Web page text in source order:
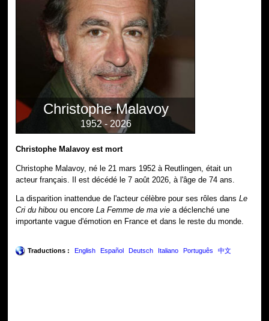
Christophe Malavoy
1952 - 2026
Christophe Malavoy est mort
Christophe Malavoy, né le 21 mars 1952 à Reutlingen, était un
acteur français. Il est décédé le 7 août 2026, à l'âge de 74 ans.
La disparition inattendue de l'acteur célèbre pour ses rôles dansLe
Cri du hibou ou encoreLa Femme de ma vie a déclenché une
importante vague d'émotion en France et dans le reste du monde.
Traductions : English Español Deutsch Italiano Português 中文